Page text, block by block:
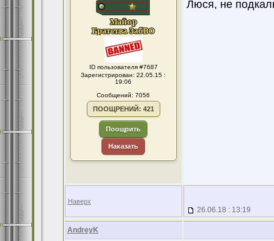
ID пользователя #7687
Зарегистрирован: 22.05.15 :
19:06
Сообщений: 7056
ПООЩРЕНИЙ: 421
Поощрить
Наказать
Люся, не
Наверх
26.06.18 : 13:19
AndreyK